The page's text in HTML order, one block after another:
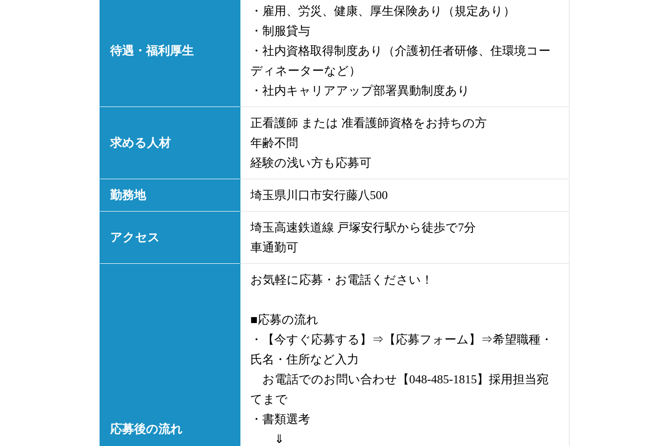
待遇・福利厚生
・雇用、労災、健康、厚生保険あり（規定あり）
・制服貸与
・社内資格取得制度あり（介護初任者研修、住環境コー
ディネーターなど）
・社内キャリアアップ部署異動制度あり
求める人材
正看護師 または 准看護師資格をお持ちの方
年齢不問
経験の浅い方も応募可
勤務地 埼玉県川口市安行藤八500
アクセス
埼玉高速鉄道線 戸塚安行駅から徒歩で7分
車通勤可
応募後の流れ
お気軽に応募・お電話ください！
■応募の流れ
・【今すぐ応募する】⇒【応募フォーム】⇒希望職種・
氏名・住所など入力
お電話でのお問い合わせ【048-485-1815】採用担当宛
てまで
・書類選考
⇓